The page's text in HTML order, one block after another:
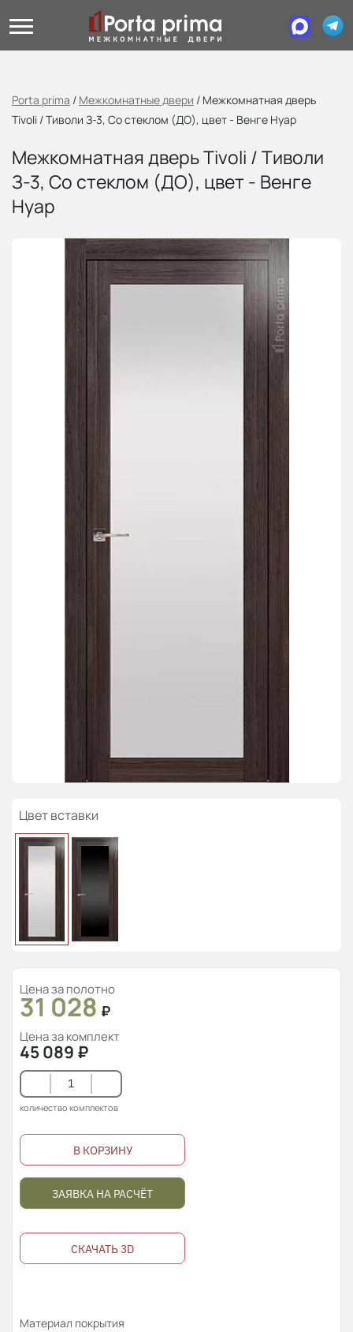
Porta prima / Межкомнатные двери / Межкомнатная дверь
Tivoli / Тиволи З-3, Со стеклом (ДО), цвет - Венге Нуар
Межкомнатная дверь Tivoli / Тиволи
З-3, Со стеклом (ДО), цвет - Венге
Нуар
Цвет вставки
Цена за полотно
31 028 ₽
Цена за комплект
45 089 ₽
количество комплектов
В КОРЗИНУ
ЗАЯВКА НА РАСЧЁТ
СКАЧАТЬ 3D
Материал покрытия